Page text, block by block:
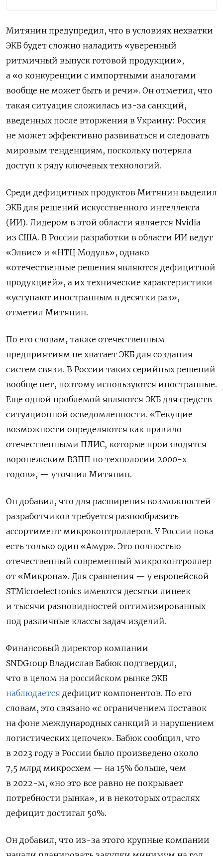
Митянин предупредил, что в условиях нехватки
ЭКБ будет сложно наладить «уверенный
ритмичный выпуск готовой продукции»,
а «о конкуренции с импортными аналогами
вообще не может быть и речи». Он отметил, что
такая ситуация сложилась из-за санкций,
введенных после вторжения в Украину: Россия
не может эффективно развиваться и следовать
мировым тенденциям, поскольку потеряла
доступ к ряду ключевых технологий.
Среди дефицитных продуктов Митянин выделил
ЭКБ для решений искусственного интеллекта
(ИИ). Лидером в этой области является Nvidia
из США. В России разработки в области ИИ ведут
«Элвис» и «НТЦ Модуль», однако
«отечественные решения являются дефицитной
продукцией», а их технические характеристики
«уступают иностранным в десятки раз»,
отметил Митянин.
По его словам, также отечественным
предприятиям не хватает ЭКБ для создания
систем связи. В России таких серийных решений
вообще нет, поэтому используются иностранные.
Еще одной проблемой являются ЭКБ для средств
ситуационной осведомленности. «Текущие
возможности определяются как правило
отечественными ПЛИС, которые производятся
воронежским ВЗПП по технологии 2000-х
годов», — уточнил Митянин.
Он добавил, что для расширения возможностей
разработчиков требуется разнообразить
ассортимент микроконтроллеров. У России пока
есть только один «Амур». Это полностью
отечественный современный микроконтроллер
от «Микрона». Для сравнения — у европейской
STMicroelectronics имеются десятки линеек
и тысячи разновидностей оптимизированных
под различные классы задач изделий.
Финансовый директор компании
SNDGroup Владислав Бабюк подтвердил,
что в целом на российском рынке ЭКБ
наблюдается дефицит компонентов. По его
словам, это связано «с ограничением поставок
на фоне международных санкций и нарушением
логистических цепочек». Бабюк сообщил, что
в 2023 году в России было произведено около
7,5 млрд микросхем — на 15% больше, чем
в 2022-м, «но это все равно не покрывает
потребности рынка», и в некоторых отраслях
дефицит достигал 50%.
Он добавил, что из-за этого крупные компании